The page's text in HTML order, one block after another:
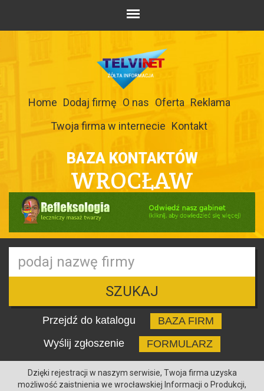
Home Dodaj firmę O nas Oferta Reklama
Twoja firma w internecie Kontakt
BAZA KONTAKTÓW
WROCŁAW
SZUKAJ
Przejdź do katalogu
BAZA FIRM
Wyślij zgłoszenie
FORMULARZ
Dzięki rejestracji w naszym serwisie, Twoja firma uzyska
możliwość zaistnienia we wrocławskiej Informacji o Produkcji,